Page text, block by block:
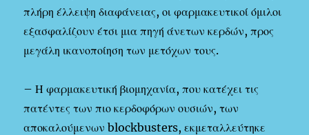
πλήρη έλλειψη διαφάνειας, οι φαρμακευτικοί όμιλοι
εξασφαλίζουν έτσι μια πηγή άνετων κερδών, προς
μεγάλη ικανοποίηση των μετόχων τους.
– Η φαρμακευτική βιομηχανία, που κατέχει τις
πατέντες των πιο κερδοφόρων ουσιών, των
αποκαλούμενων blockbusters, εκμεταλλεύτηκε